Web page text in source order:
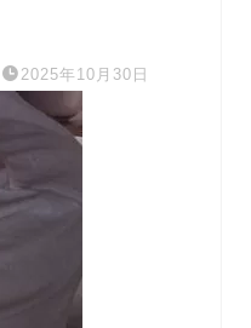
2025年10月30日